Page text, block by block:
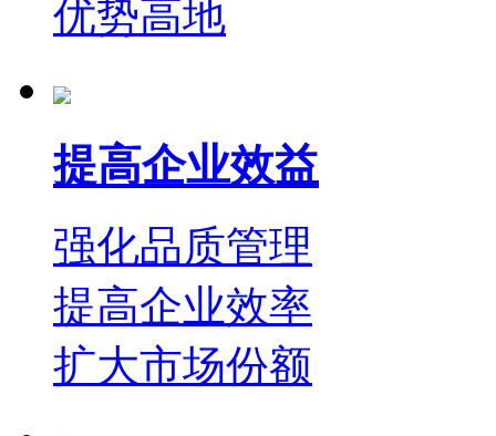
优势高地
提高企业效益
强化品质管理
提高企业效率
扩大市场份额